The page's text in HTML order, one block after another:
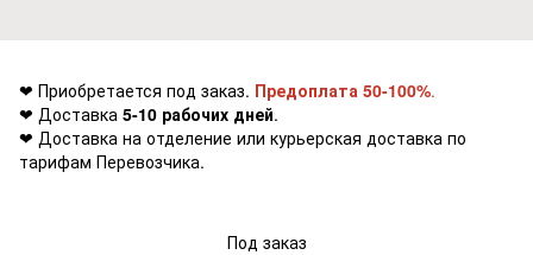
❤ Приобретается под заказ. Предоплата 50-100%.
❤ Доставка 5-10 рабочих дней.
❤ Доставка на отделение или курьерская доставка по
тарифам Перевозчика.
Под заказ